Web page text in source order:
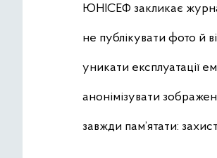
ЮНІСЕФ закликає
не публікувати фото й
уникати експлуатації
анонімізувати
завжди пам’ятати: